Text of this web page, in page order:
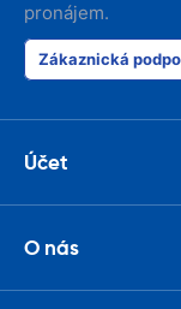
pronájem.
Zákaznická
Účet
O nás